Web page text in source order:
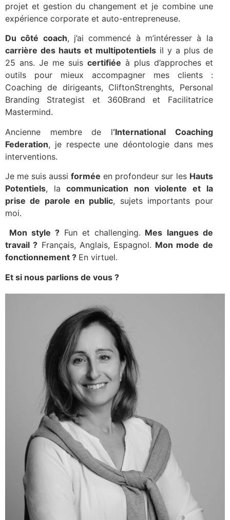
projet et gestion du changement et je combine une
expérience corporate et auto-entrepreneuse.
Du côté coach, j’ai commencé à m’intéresser à la
carrière des hauts et multipotentielsil y a plus de
25 ans. Je me suis certifiée à plus d’approches et
outils pour mieux accompagner mes clients :
Coaching de dirigeants, CliftonStrenghts, Personal
Branding Strategist et 360Brand et Facilitatrice
Mastermind.
Ancienne membre de l‘International Coaching
Federation, je respecte une déontologie dans mes
interventions.
Je me suis aussiformée en profondeur sur les Hauts
Potentiels, lacommunication non violente et la
prise de parole en public, sujets importants pour
moi.
Mon style ? Fun et challenging. Mes langues de
travail ? Français, Anglais, Espagnol. Mon mode de
fonctionnement ? En virtuel.
Et si nous parlions de vous ?